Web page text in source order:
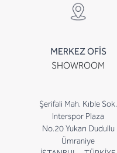
MERKEZ OFİS
SHOWROOM
Şerifali Mah. Kıble Sok.
Interspor Plaza
No.20 Yukarı Dudullu
Ümraniye